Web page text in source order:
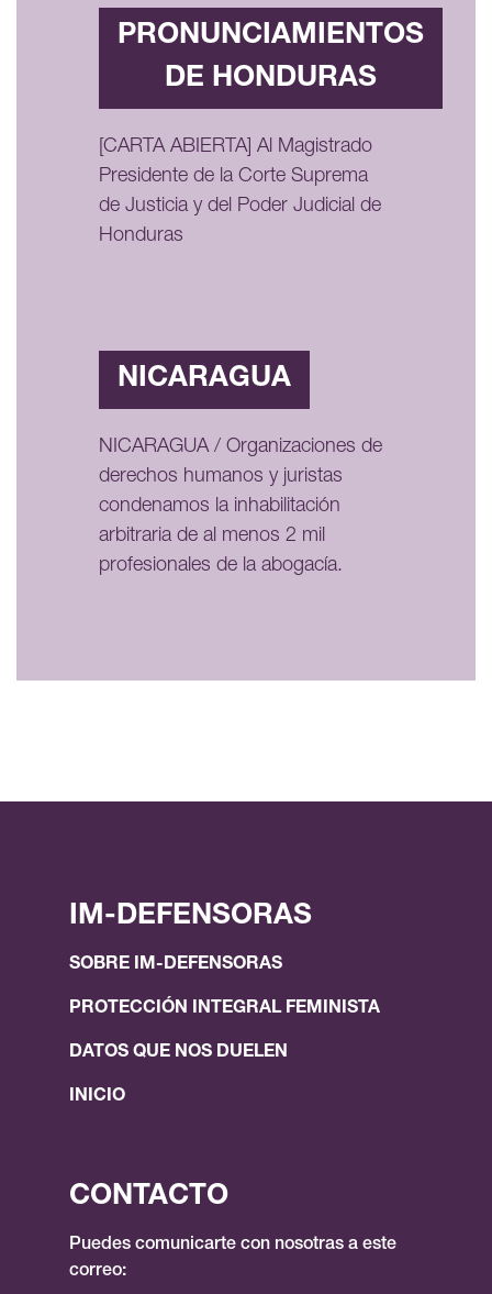
PRONUNCIAMIENTOS
DE HONDURAS
[CARTA ABIERTA] Al Magistrado
Presidente de la Corte Suprema
de Justicia y del Poder Judicial de
Honduras
NICARAGUA
NICARAGUA / Organizaciones de
derechos humanos y juristas
condenamos la inhabilitación
arbitraria de al menos 2 mil
profesionales de la abogacía.
IM-DEFENSORAS
SOBRE IM-DEFENSORAS
PROTECCIÓN INTEGRAL FEMINISTA
DATOS QUE NOS DUELEN
INICIO
CONTACTO
Puedes comunicarte con nosotras a este
correo: